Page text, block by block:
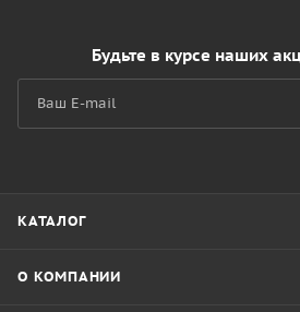
Будьте в курсе наших
КАТАЛОГ
О КОМПАНИИ